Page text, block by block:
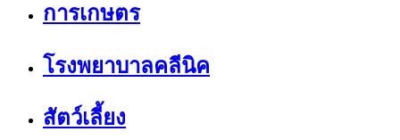
การเกษตร
โรงพยาบาลคลีนิค
สัตว์เลี้ยง